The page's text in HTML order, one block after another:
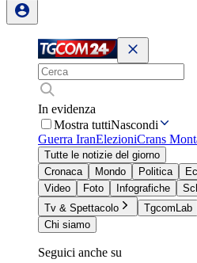
In evidenza
Mostra tuttiNascondi
Guerra IranElezioniCrans
Tutte le notizie del giorno
Cronaca
Mondo Politica
Video
Foto Infografiche
Tv & Spettacolo
TgcomLab
Chi siamo
Seguici anche su